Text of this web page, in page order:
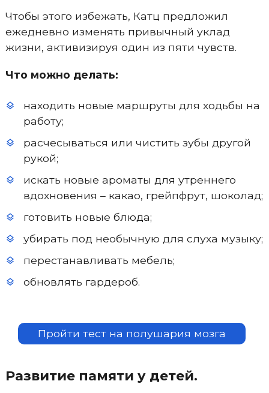
Чтобы этого избежать, Катц предложил
ежедневно изменять привычный уклад
жизни, активизируя один из пяти чувств.
Что можно делать:
находить новые маршруты для ходьбы на
работу;
расчесываться или чистить зубы другой
рукой;
искать новые ароматы для утреннего
вдохновения – какао, грейпфрут, шоколад;
готовить новые блюда;
убирать под необычную для слуха музыку;
перестанавливать мебель;
обновлять гардероб.
Пройти тест на полушария мозга
Развитие памяти у детей.